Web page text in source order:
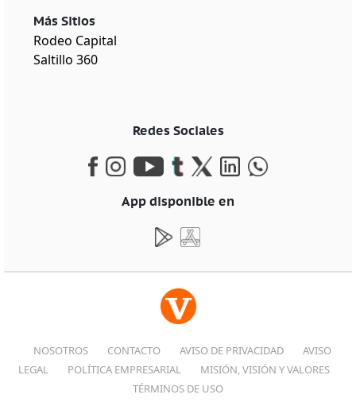
Más Sitios
Rodeo Capital
Saltillo 360
Redes Sociales
App disponible en
NOSOTROS CONTACTO AVISO DE PRIVACIDAD
AVISO
LEGAL
POLÍTICA EMPRESARIAL
MISIÓN, VISIÓN Y VALORES
TÉRMINOS DE USO